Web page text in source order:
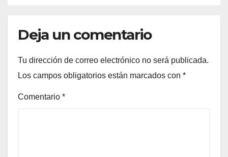
Deja un comentario
Tu dirección de correo electrónico no será publicada.
Los campos obligatorios están marcados con *
Comentario *